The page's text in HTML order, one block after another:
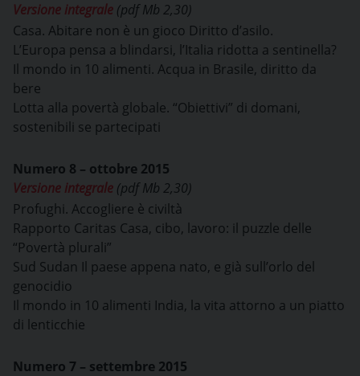
Versione integrale (pdf Mb 2,30)
Casa. Abitare non è un gioco Diritto d’asilo.
L’Europa pensa a blindarsi, l’Italia ridotta a sentinella?
Il mondo in 10 alimenti. Acqua in Brasile, diritto da
bere
Lotta alla povertà globale. “Obiettivi” di domani,
sostenibili se partecipati
Numero 8 – ottobre 2015
Versione integrale (pdf Mb 2,30)
Profughi. Accogliere è civiltà
Rapporto Caritas Casa, cibo, lavoro: il puzzle delle
“Povertà plurali”
Sud Sudan Il paese appena nato, e già sull’orlo del
genocidio
Il mondo in 10 alimenti India, la vita attorno a un piatto
di lenticchie
Numero 7 – settembre 2015